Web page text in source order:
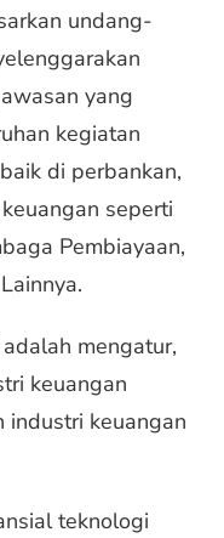
undang-
yang
kegiatan
di perbankan,
seperti
Pembiayaan,
mengatur,
keuangan
industri keuangan
teknologi